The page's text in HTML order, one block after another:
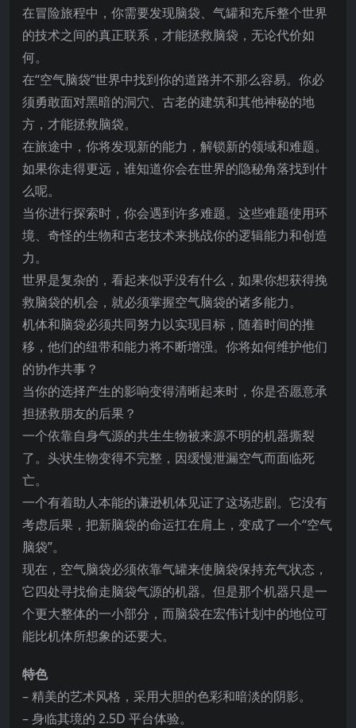
在冒险旅程中，你需要发现脑袋、气罐和充斥整个世界
的技术之间的真正联系，才能拯救脑袋，无论代价如
何。
在“空气脑袋”世界中找到你的道路并不那么容易。你必
须勇敢面对黑暗的洞穴、古老的建筑和其他神秘的地
方，才能拯救脑袋。
在旅途中，你将发现新的能力，解锁新的领域和难题。
如果你走得更远，谁知道你会在世界的隐秘角落找到什
么呢。
当你进行探索时，你会遇到许多难题。这些难题使用环
境、奇怪的生物和古老技术来挑战你的逻辑能力和创造
力。
世界是复杂的，看起来似乎没有什么，如果你想获得挽
救脑袋的机会，就必须掌握空气脑袋的诸多能力。
机体和脑袋必须共同努力以实现目标，随着时间的推
移，他们的纽带和能力将不断增强。你将如何维护他们
的协作共事？
当你的选择产生的影响变得清晰起来时，你是否愿意承
担拯救朋友的后果？
一个依靠自身气源的共生生物被来源不明的机器撕裂
了。头状生物变得不完整，因缓慢泄漏空气而面临死
亡。
一个有着助人本能的谦逊机体见证了这场悲剧。它没有
考虑后果，把新脑袋的命运扛在肩上，变成了一个“空气
脑袋”。
现在，空气脑袋必须依靠气罐来使脑袋保持充气状态，
它四处寻找偷走脑袋气源的机器。但是那个机器只是一
个更大整体的一小部分，而脑袋在宏伟计划中的地位可
能比机体所想象的还要大。
特色
– 精美的艺术风格，采用大胆的色彩和暗淡的阴影。
– 身临其境的 2.5D 平台体验。